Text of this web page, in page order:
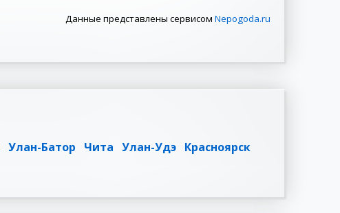
Данные представлены сервисом Nepogoda.ru
Улан-Батор Чита Улан-Удэ Красноярск